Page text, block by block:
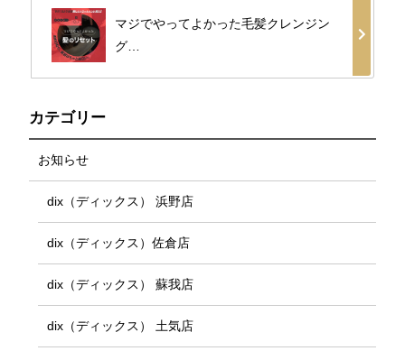
マジでやってよかった毛髪クレンジン
グ…
カテゴリー
お知らせ
dix（ディックス） 浜野店
dix（ディックス）佐倉店
dix（ディックス） 蘇我店
dix（ディックス） 土気店